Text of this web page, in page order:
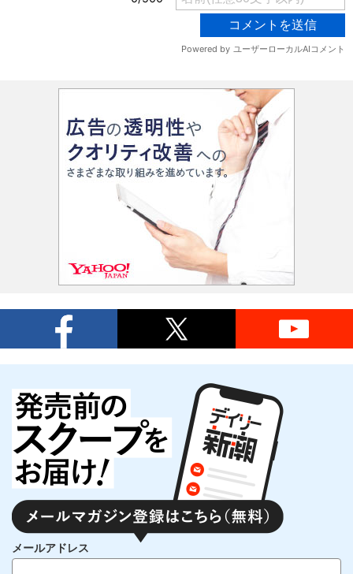
メールアドレス